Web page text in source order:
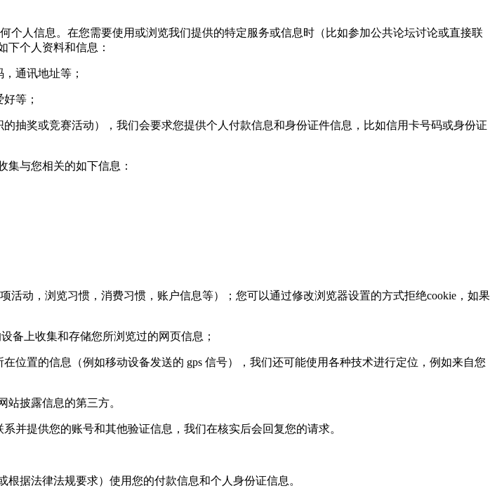
人信息。在您需要使用或浏览我们提供的特定服务或信息时（比如参加公共论坛讨论或直接联
下个人资料和信息：
通讯地址等；
等；
奖或竞赛活动），我们会要求您提供个人付款信息和身份证件信息，比如信用卡号码或身份证
与您相关的如下信息：
动，浏览习惯，消费习惯，账户信息等）；您可以通过修改浏览器设置的方式拒绝cookie，如果
上收集和存储您所浏览过的网页信息；
置的信息（例如移动设备发送的 gps 信号），我们还可能使用各种技术进行定位，例如来自您
披露信息的第三方。
系并提供您的账号和其他验证信息，我们在核实后会回复您的请求。
据法律法规要求）使用您的付款信息和个人身份证信息。